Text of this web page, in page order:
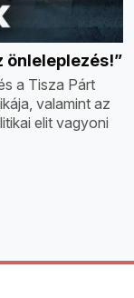
önleleplezés!”
a Tisza Párt
valamint az
elit vagyoni